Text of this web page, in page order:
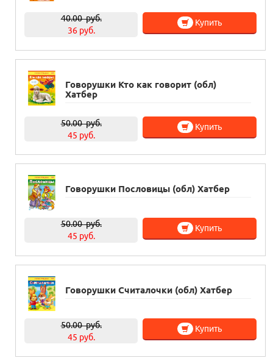
40.00руб.
36 руб.
Купить
Говорушки Кто как говорит (обл)
Хатбер
50.00руб.
45 руб.
Купить
Говорушки Пословицы (обл) Хатбер
50.00руб.
45 руб.
Купить
Говорушки Считалочки (обл) Хатбер
50.00руб.
45 руб.
Купить